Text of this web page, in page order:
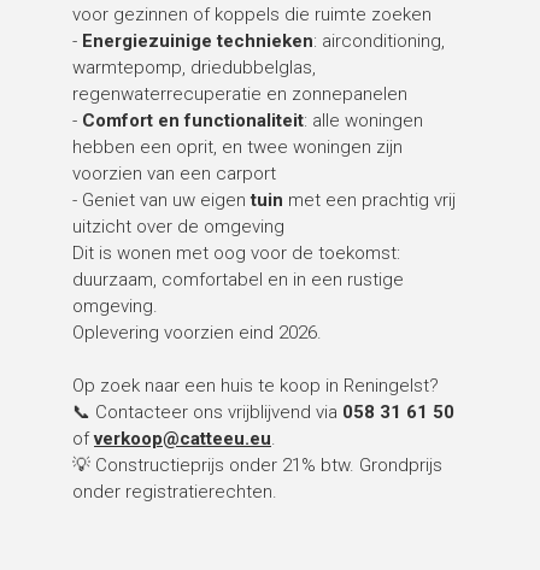
voor gezinnen of koppels die ruimte zoeken
- Energiezuinige technieken: airconditioning,
warmtepomp, driedubbelglas,
regenwaterrecuperatie en zonnepanelen
- Comfort en functionaliteit: alle woningen
hebben een oprit, en twee woningen zijn
voorzien van een carport
- Geniet van uw eigentuin met een prachtig vrij
uitzicht over de omgeving
Dit is wonen met oog voor de toekomst:
duurzaam, comfortabel en in een rustige
omgeving.
Oplevering voorzien eind 2026.
Op zoek naar een huis te koop in Reningelst?
📞 Contacteer ons vrijblijvend via 058 31 61 50
ofverkoop@catteeu.eu.
💡 Constructieprijs onder 21% btw. Grondprijs
onder registratierechten.